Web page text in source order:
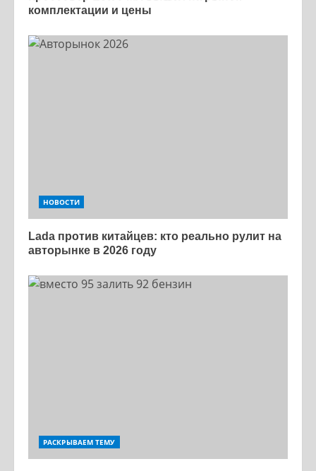
комплектации и цены
НОВОСТИ
Lada против китайцев: кто реально рулит на
авторынке в 2026 году
РАСКРЫВАЕМ ТЕМУ